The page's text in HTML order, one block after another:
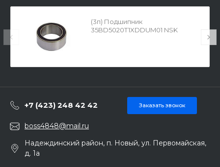
(3п) Подшипник
35BD5020T1XDDUM01 NSK
+7 (423) 248 42 42 Заказать звонок
boss4848@mail.ru
Надеждинский район, п. Новый, ул. Первомайская,
д. 1а